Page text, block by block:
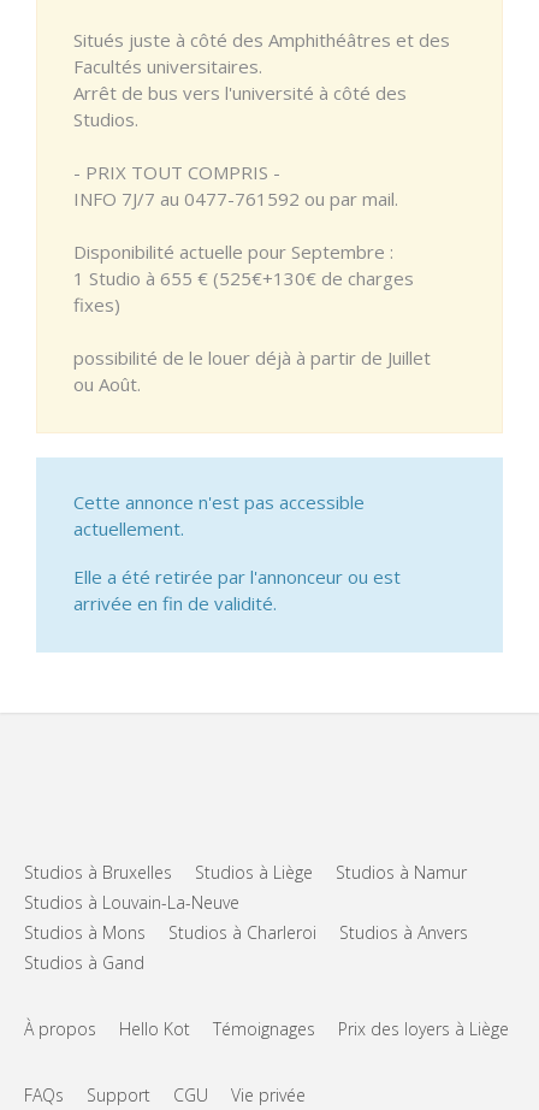
Situés juste à côté des Amphithéâtres et des
Facultés universitaires.
Arrêt de bus vers l'université à côté des
Studios.
- PRIX TOUT COMPRIS -
INFO 7J/7 au 0477-761592 ou par mail.
Disponibilité actuelle pour Septembre :
1 Studio à 655 € (525€+130€ de charges
fixes)
possibilité de le louer déjà à partir de Juillet
ou Août.
Cette annonce n'est pas accessible
actuellement.
Elle a été retirée par l'annonceur ou est
arrivée en fin de validité.
Studios à Bruxelles Studios à Liège
Studios à Namur
Studios à Louvain-La-Neuve
Studios à Mons
Studios à Charleroi
Studios à Anvers
Studios à Gand
À propos Hello Kot Témoignages Prix des loyers à Liège
FAQs Support CGU Vie privée